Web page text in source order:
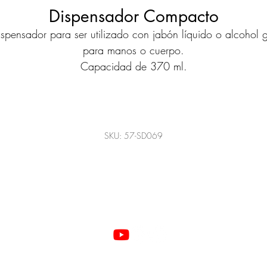
Dispensador Compacto
para ser utilizado con jabón líquido o alcohol
para manos o cuerpo.
Capacidad de 370 ml.
SKU: 57-SD069